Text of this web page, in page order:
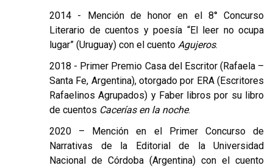
2014 - Mención de honor en el 8° Concurso
Literario de cuentos y poesía “El leer no ocupa
lugar” (Uruguay) con el cuento Agujeros.
2018 - Primer Premio Casa del Escritor (Rafaela –
Santa Fe, Argentina), otorgado por ERA (Escritores
Rafaelinos Agrupados) y Faber libros por su libro
de cuentos Cacerías en la noche.
2020 – Mención en el Primer Concurso de
Narrativas de la Editorial de la Universidad
Nacional de Córdoba (Argentina) con el cuento